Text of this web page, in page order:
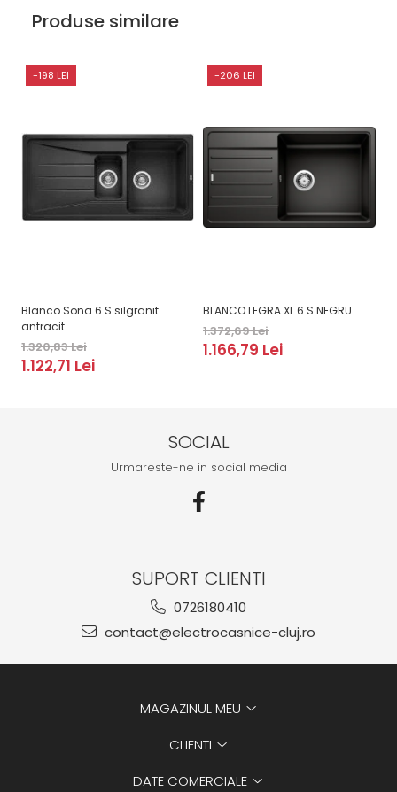
Produse similare
-198 LEI
Blanco Sona 6 S silgranit
antracit
1.320,83 Lei
1.122,71 Lei
-206 LEI
BLANCO LEGRA XL 6 S NEGRU
1.372,69 Lei
1.166,79 Lei
SOCIAL
Urmareste-ne in social media
SUPORT CLIENTI
0726180410
contact@electrocasnice-cluj.ro
MAGAZINUL MEU
CLIENTI
DATE COMERCIALE